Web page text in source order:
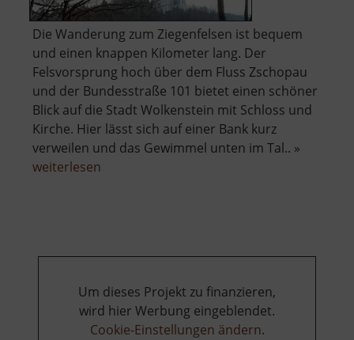
Die Wanderung zum Ziegenfelsen ist bequem
und einen knappen Kilometer lang. Der
Felsvorsprung hoch über dem Fluss Zschopau
und der Bundesstraße 101 bietet einen schöner
Blick auf die Stadt Wolkenstein mit Schloss und
Kirche. Hier lässt sich auf einer Bank kurz
verweilen und das Gewimmel unten im Tal.. »
weiterlesen
Um dieses Projekt zu finanzieren,
wird hier Werbung eingeblendet.
Cookie-Einstellungen ändern.